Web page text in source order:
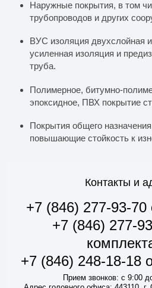
Наружные покрытия, в том
трубопроводов и других
ВУС изоляция двухслойная
усиленная изоляция и
труба.
Полимерное, битумно-
эпоксидное, ПВХ покрытие
Покрытия общего
повышающие стойкость к
Контакты и
+7 (846) 277-93-70
+7 (846) 277-
+7 (846) 248-18-18
Прием звонков: с 9:00